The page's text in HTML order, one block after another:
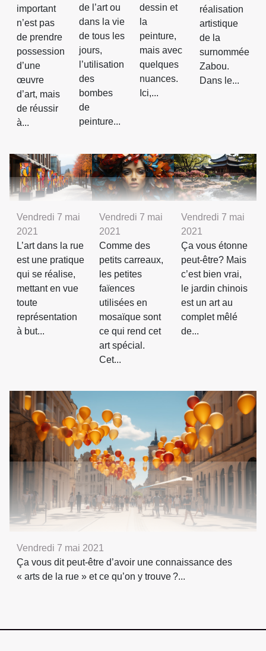
important
n’est pas
de prendre
possession
d’une
œuvre
d’art, mais
de réussir
à...
de l’art ou
dans la vie
de tous les
jours,
l’utilisation
des
bombes
de
peinture...
dessin et
la
peinture,
mais avec
quelques
nuances.
Ici,...
réalisation
artistique
de la
surnommée
Zabou.
Dans le...
Vendredi 7 mai
2021
L’art dans la rue
est une pratique
qui se réalise,
mettant en vue
toute
représentation
à but...
Vendredi 7 mai
2021
Comme des
petits carreaux,
les petites
faïences
utilisées en
mosaïque sont
ce qui rend cet
art spécial.
Cet...
Vendredi 7 mai
2021
Ça vous étonne
peut-être? Mais
c’est bien vrai,
le jardin chinois
est un art au
complet mêlé
de...
Vendredi 7 mai 2021
Ça vous dit peut-être d’avoir une connaissance des
« arts de la rue » et ce qu’on y trouve ?...